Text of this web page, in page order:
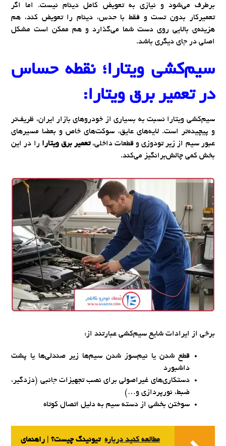
برطرف می‌شود و نیازی به تعویض کامل دینام نیست. اما اگر
تعمیرکار بدون تست و فقط با حدس، دینام را تعویض کند، هم
هزینه‌ی بالایی روی دست شما می‌گذارد و هم ممکن است مشکل
اصلی در جای دیگری باشد.
سیم‌کشی ویتارا؛ نقطه حساس
درتعمیر برق ویتارا:
سیم‌کشی ویتارا نسبت به بسیاری از خودروهای بازار ایران، ظریف‌تر
و پیچیده‌تر است. لایه‌های عایق، سوکت‌های خاص و بعضا مسیرهای
عبور سیم از زیر تودوزی و قطعات داخلی،تعمیر برق ویتارا را در این
بخش کمی چالش‌برانگیز می‌کند.
برخی از ایرادات شایع سیم‌کشی عبارتند از:
قطع شدن یا نیم‌سوز شدن سیم‌ها زیر صندلی‌ها یا پشت
داشبورد
دستکاری‌های غیراصولی برای نصب تجهیزات جانبی (دزدگیر،
ضبط، نورپردازی و…)
سوختن بخشی از دسته سیم به دلیل اتصال کوتاه
مطالعه کنید درباره‌ تیونینگ چیست؟ | راهنمای